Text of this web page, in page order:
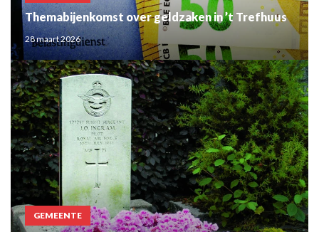
Themabijenkomst over geldzaken in ’t Trefhuus
28 maart 2026
GEMEENTE